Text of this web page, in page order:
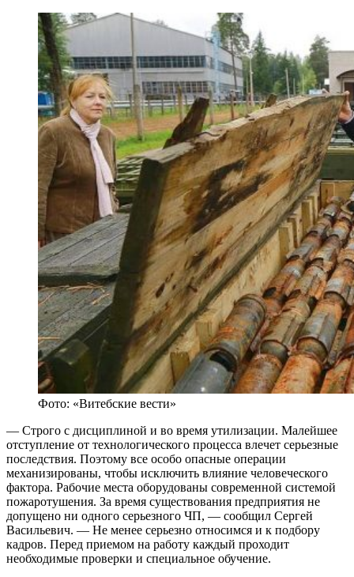
Фото: «Витебские вести»
— Строго с дисциплиной и во время утилизации. Малейшее
отступление от технологического процесса влечет серьезные
последствия. Поэтому все особо опасные операции
механизированы, чтобы исключить влияние человеческого
фактора. Рабочие места оборудованы современной системой
пожаротушения. За время существования предприятия не
допущено ни одного серьезного ЧП, — сообщил Сергей
Васильевич. — Не менее серьезно относимся и к подбору
кадров. Перед приемом на работу каждый проходит
необходимые проверки и специальное обучение.